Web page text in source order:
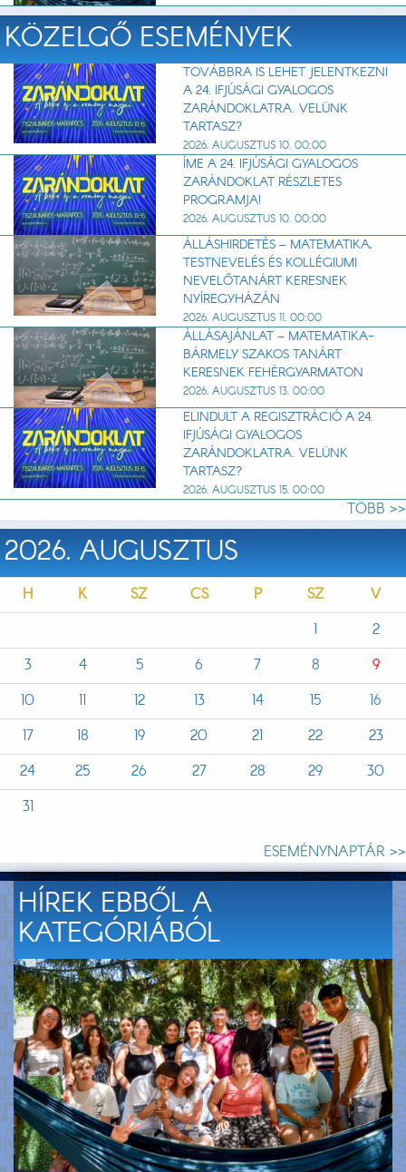
KÖZELGŐ ESEMÉNYEK
TOVÁBBRA IS LEHET JELENTKEZNI
A 24. IFJÚSÁGI GYALOGOS
ZARÁNDOKLATRA. VELÜNK
TARTASZ?
2026. AUGUSZTUS 10. 00:00
ÍME A 24. IFJÚSÁGI GYALOGOS
ZARÁNDOKLAT RÉSZLETES
PROGRAMJA!
2026. AUGUSZTUS 10. 00:00
ÁLLÁSHIRDETÉS – MATEMATIKA,
TESTNEVELÉS ÉS KOLLÉGIUMI
NEVELŐTANÁRT KERESNEK
NYÍREGYHÁZÁN
2026. AUGUSZTUS 11. 00:00
ÁLLÁSAJÁNLAT – MATEMATIKA-
BÁRMELY SZAKOS TANÁRT
KERESNEK FEHÉRGYARMATON
2026. AUGUSZTUS 13. 00:00
ELINDULT A REGISZTRÁCIÓ A 24.
IFJÚSÁGI GYALOGOS
ZARÁNDOKLATRA. VELÜNK
TARTASZ?
2026. AUGUSZTUS 15. 00:00
TÖBB >>
2026. AUGUSZTUS
H K SZ CS P SZ
V
1
2
3
4 5 6 7 8
9
10
11 12 13 14 15
16
17
18 19 20 21 22
23
24
25 26 27 28 29
30
31
ESEMÉNYNAPTÁR >>
HÍREK EBBŐL A
KATEGÓRIÁBÓL